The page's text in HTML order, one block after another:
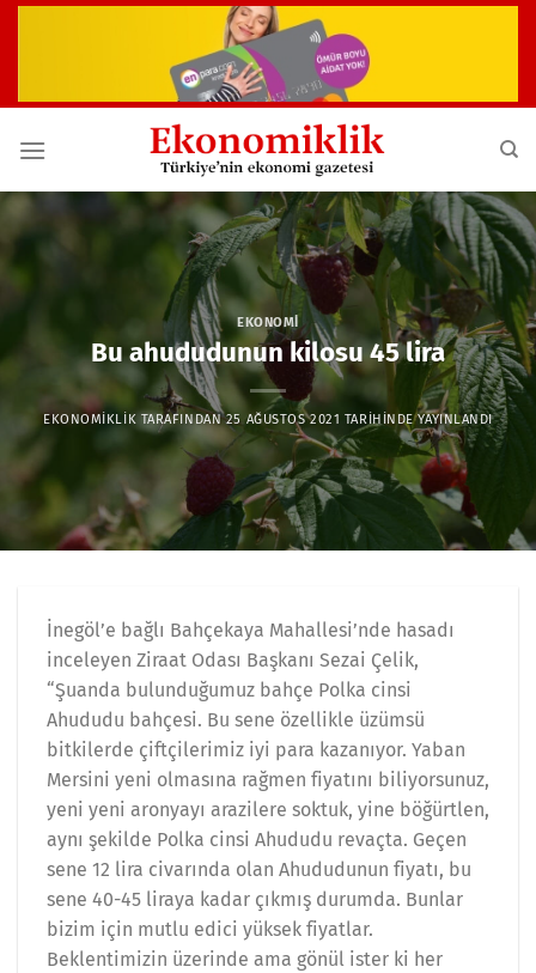
EKONOMI
Bu ahududunun kilosu 45 lira
EKONOMIKLIK TARAFINDAN 25 AĞUSTOS 2021 TARIHINDE YAYINLANDI
İnegöl’e bağlı Bahçekaya Mahallesi’nde hasadı
inceleyen Ziraat Odası Başkanı Sezai Çelik,
“Şuanda bulunduğumuz bahçe Polka cinsi
Ahududu bahçesi. Bu sene özellikle üzümsü
bitkilerde çiftçilerimiz iyi para kazanıyor. Yaban
Mersini yeni olmasına rağmen fiyatını biliyorsunuz,
yeni yeni aronyayı arazilere soktuk, yine böğürtlen,
aynı şekilde Polka cinsi Ahududu revaçta. Geçen
sene 12 lira civarında olan Ahududunun fiyatı, bu
sene 40-45 liraya kadar çıkmış durumda. Bunlar
bizim için mutlu edici yüksek fiyatlar.
Beklentimizin üzerinde ama gönül ister ki her